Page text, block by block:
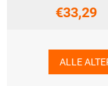
€33,29
ALLE